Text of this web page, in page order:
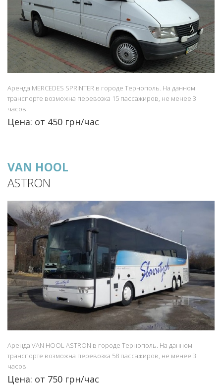
Аренда MERCEDES SPRINTER в городе Тернополь. На данном
транспорте возможна перевозка 15 пассажиров, не менее 3
часов.
Цена: от 450 грн/час
VAN HOOL
ASTRON
Аренда VAN HOOL ASTRON в городе Тернополь. На данном
транспорте возможна перевозка 58 пассажиров, не менее 3
часов.
Цена: от 750 грн/час